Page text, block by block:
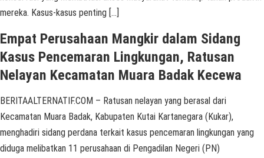
mereka. Kasus-kasus penting […]
Empat Perusahaan Mangkir dalam Sidang
Kasus Pencemaran Lingkungan, Ratusan
Nelayan Kecamatan Muara Badak Kecewa
BERITAALTERNATIF.COM – Ratusan nelayan yang berasal dari
Kecamatan Muara Badak, Kabupaten Kutai Kartanegara (Kukar),
menghadiri sidang perdana terkait kasus pencemaran lingkungan yang
diduga melibatkan 11 perusahaan di Pengadilan Negeri (PN)